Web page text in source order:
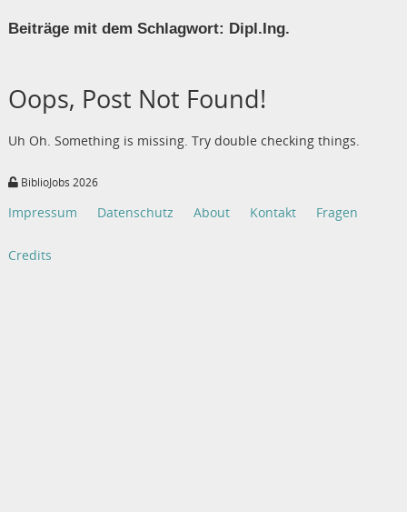
Beiträge mit dem Schlagwort: Dipl.Ing.
Oops, Post Not Found!
Uh Oh. Something is missing. Try double checking things.
BiblioJobs 2026
Impressum Datenschutz About Kontakt Fragen
Credits